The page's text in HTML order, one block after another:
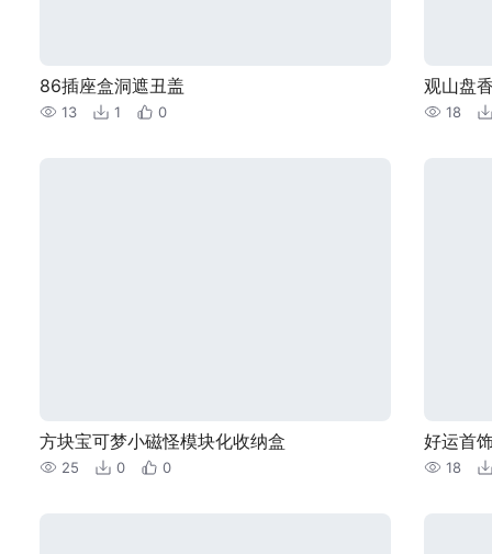
86插座盒洞遮丑盖
13 1 0
观山盘
18
方块宝可梦小磁怪模块化收纳盒
25 0 0
好运首
18